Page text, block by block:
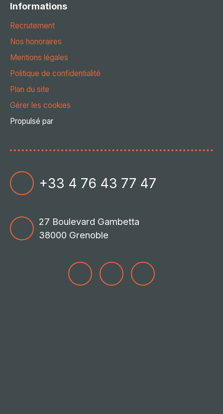
Informations
Recrutement
Nos honoraires
Mentions légales
Politique de confidentialité
Plan du site
Gérer les cookies
Propulsé par
+33 4 76 43 77 47
27 Boulevard Gambetta
38000 Grenoble